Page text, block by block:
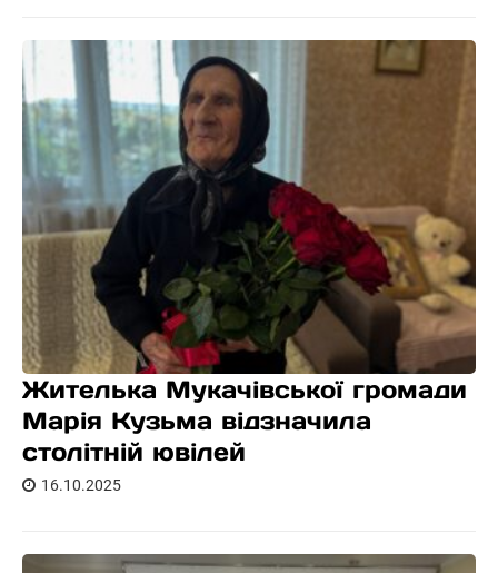
Жителька Мукачівської громади
Марія Кузьма відзначила
столітній ювілей
16.10.2025